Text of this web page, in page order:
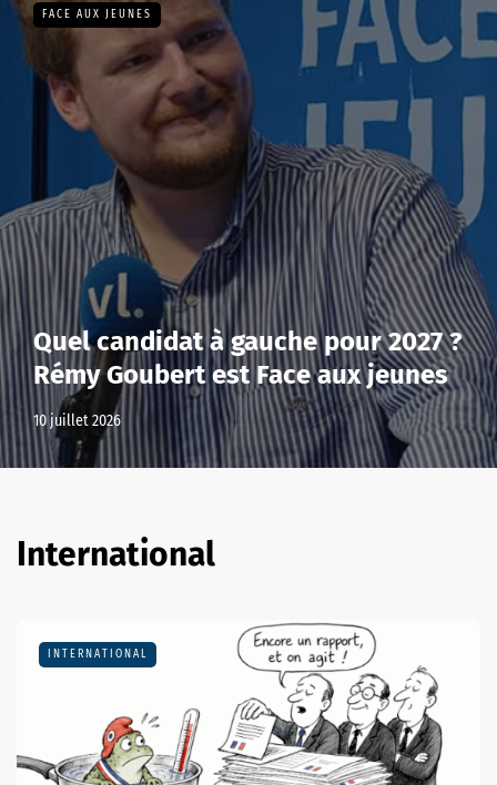
FACE AUX JEUNES
Quel candidat à gauche pour 2027 ?
Rémy Goubert est Face aux jeunes
10 juillet 2026
International
A LA UNE INTERNATIONAL